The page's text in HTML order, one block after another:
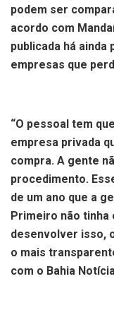
podem ser
acordo com
publicada há
empresas que
“O pessoal tem
empresa privada
compra. A gente
procedimento.
de um ano que a
Primeiro não tinha
desenvolver isso,
o mais
com o Bahia